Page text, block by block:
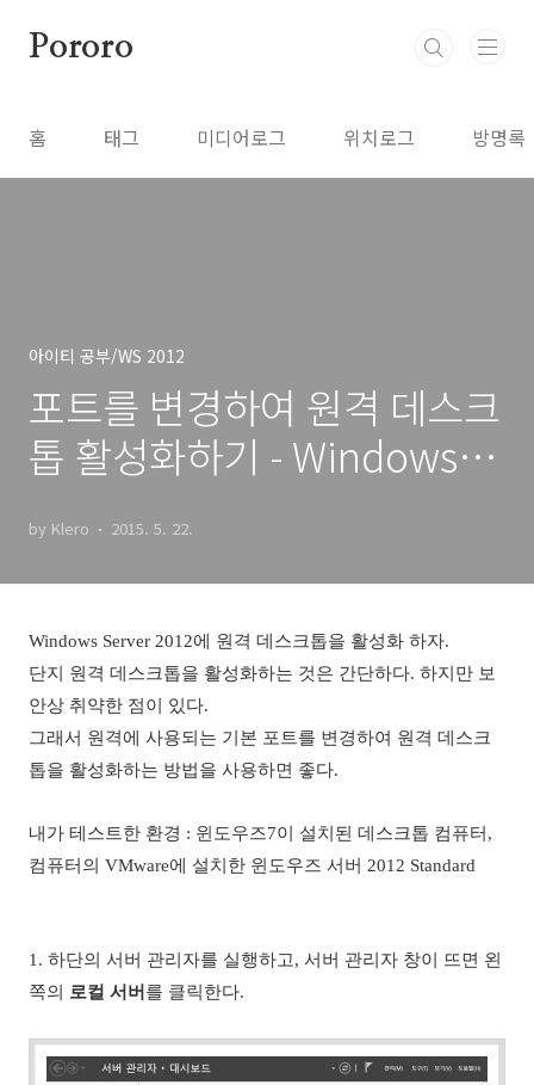
Pororo
홈 태그 미디어로그 위치로그 방명록
아이티 공부/WS 2012
포트를 변경하여 원격 데스크
톱 활성화하기 - Windows
by Klero 2015. 5. 22.
Windows Server 2012에 원격 데스크톱을 활성화 하자.
단지 원격 데스크톱을 활성화하는 것은 간단하다. 하지만 보
안상 취약한 점이 있다.
그래서 원격에 사용되는 기본 포트를 변경하여 원격 데스크
톱을 활성화하는 방법을 사용하면 좋다.
내가 테스트한 환경 : 윈도우즈7이 설치된 데스크톱 컴퓨터,
컴퓨터의 VMware에 설치한 윈도우즈 서버 2012 Standard
1. 하단의 서버 관리자를 실행하고, 서버 관리자 창이 뜨면 왼
쪽의
로컬 서버 를 클릭한다.